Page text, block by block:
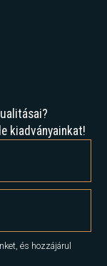
kiadványainkat!
és hozzájárul